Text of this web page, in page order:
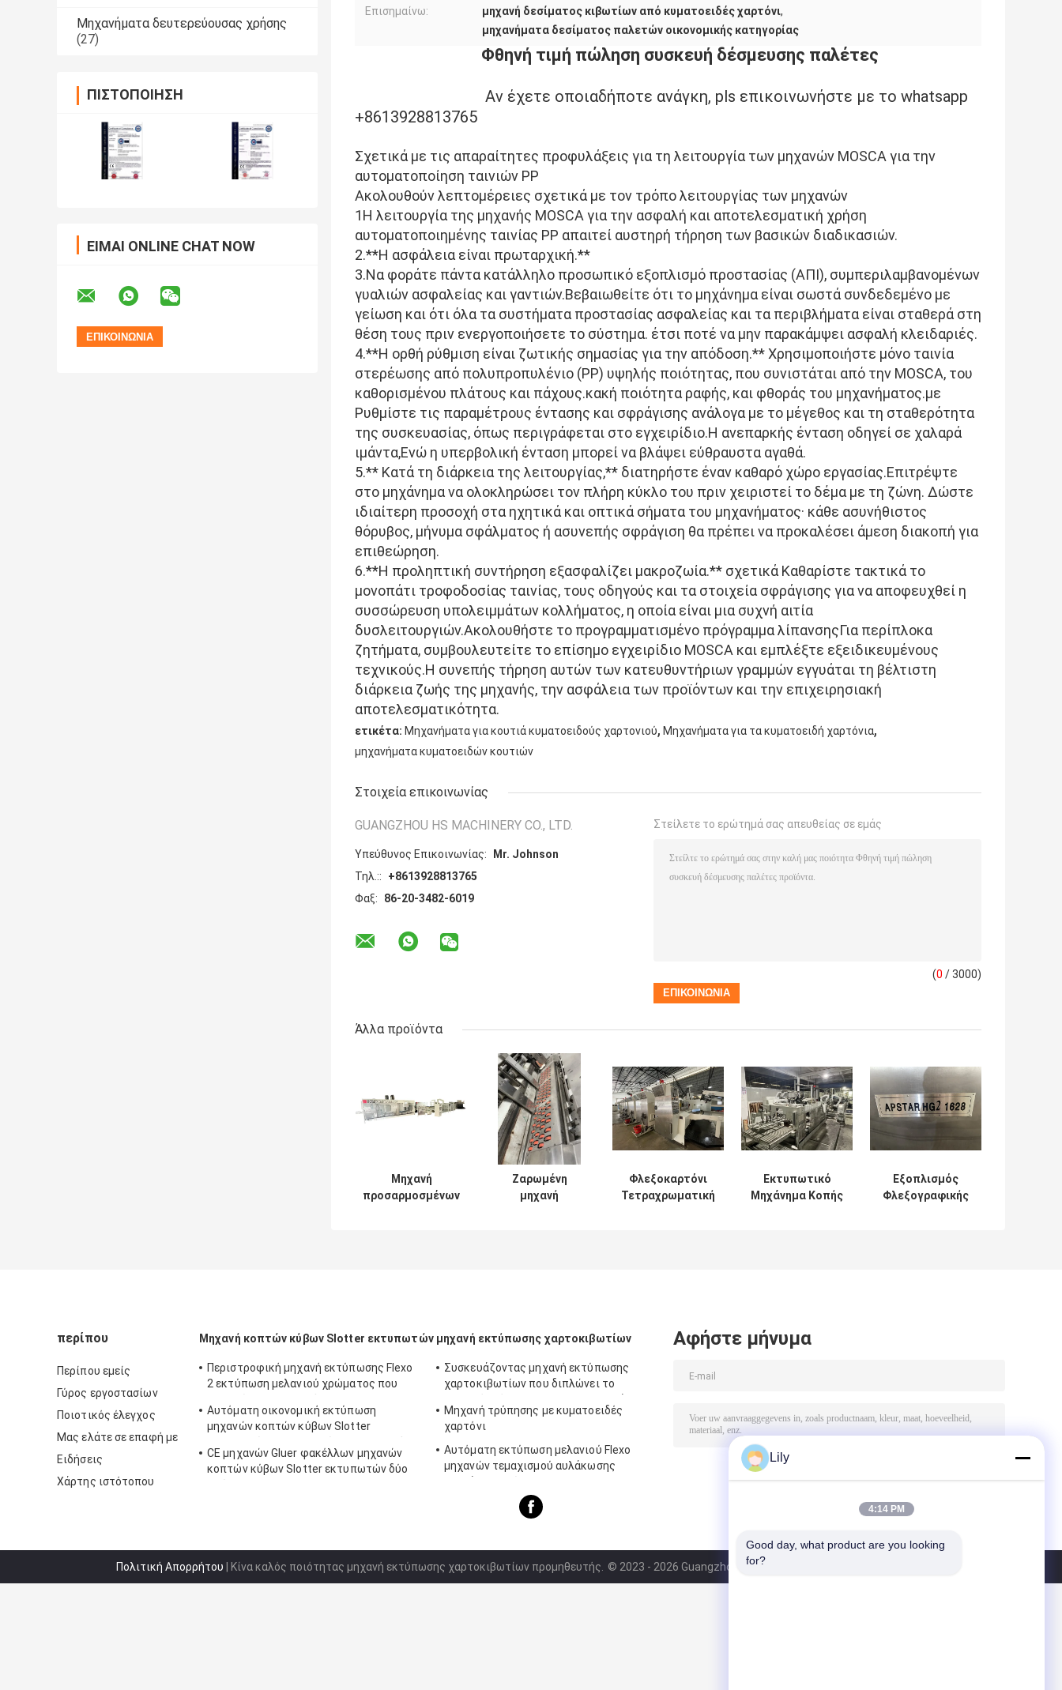
Μηχανήματα δευτερεύουσας χρήσης
(27)
ΠΙΣΤΟΠΟΊΗΣΗ
ΕΊΜΑΙ ONLINE CHAT NOW
Επισημαίνω:
μηχανή δεσίματος κιβωτίων από κυματοειδές χαρτόνι,
μηχανήματα δεσίματος παλετών οικονομικής κατηγορίας
Φθηνή τιμή πώληση συσκευή δέσμευσης παλέτες
Αν έχετε οποιαδήποτε ανάγκη, pls επικοινωνήστε με το whatsapp
+8613928813765
Σχετικά με τις απαραίτητες προφυλάξεις για τη λειτουργία των μηχανών MOSCA για την
αυτοματοποίηση ταινιών PP
Ακολουθούν λεπτομέρειες σχετικά με τον τρόπο λειτουργίας των μηχανών
1Η λειτουργία της μηχανής MOSCA για την ασφαλή και αποτελεσματική χρήση
αυτοματοποιημένης ταινίας PP απαιτεί αυστηρή τήρηση των βασικών διαδικασιών.
2.**Η ασφάλεια είναι πρωταρχική.**
3.Να φοράτε πάντα κατάλληλο προσωπικό εξοπλισμό προστασίας (ΑΠΙ), συμπεριλαμβανομένων
γυαλιών ασφαλείας και γαντιών.Βεβαιωθείτε ότι το μηχάνημα είναι σωστά συνδεδεμένο με
γείωση και ότι όλα τα συστήματα προστασίας ασφαλείας και τα περιβλήματα είναι σταθερά στη
θέση τους πριν ενεργοποιήσετε το σύστημα. έτσι ποτέ να μην παρακάμψει ασφαλή κλειδαριές.
4.**Η ορθή ρύθμιση είναι ζωτικής σημασίας για την απόδοση.** Χρησιμοποιήστε μόνο ταινία
στερέωσης από πολυπροπυλένιο (PP) υψηλής ποιότητας, που συνιστάται από την MOSCA, του
καθορισμένου πλάτους και πάχους.κακή ποιότητα ραφής, και φθοράς του μηχανήματος.με
Ρυθμίστε τις παραμέτρους έντασης και σφράγισης ανάλογα με το μέγεθος και τη σταθερότητα
της συσκευασίας, όπως περιγράφεται στο εγχειρίδιο.Η ανεπαρκής ένταση οδηγεί σε χαλαρά
ιμάντα,Ενώ η υπερβολική ένταση μπορεί να βλάψει εύθραυστα αγαθά.
5.** Κατά τη διάρκεια της λειτουργίας,** διατηρήστε έναν καθαρό χώρο εργασίας.Επιτρέψτε
στο μηχάνημα να ολοκληρώσει τον πλήρη κύκλο του πριν χειριστεί το δέμα με τη ζώνη. Δώστε
ιδιαίτερη προσοχή στα ηχητικά και οπτικά σήματα του μηχανήματος· κάθε ασυνήθιστος
θόρυβος, μήνυμα σφάλματος ή ασυνεπής σφράγιση θα πρέπει να προκαλέσει άμεση διακοπή για
επιθεώρηση.
6.**Η προληπτική συντήρηση εξασφαλίζει μακροζωία.** σχετικά Καθαρίστε τακτικά το
μονοπάτι τροφοδοσίας ταινίας, τους οδηγούς και τα στοιχεία σφράγισης για να αποφευχθεί η
συσσώρευση υπολειμμάτων κολλήματος, η οποία είναι μια συχνή αιτία
δυσλειτουργιών.Ακολουθήστε το προγραμματισμένο πρόγραμμα λίπανσηςΓια περίπλοκα
ζητήματα, συμβουλευτείτε το επίσημο εγχειρίδιο MOSCA και εμπλέξτε εξειδικευμένους
τεχνικούς.Η συνεπής τήρηση αυτών των κατευθυντήριων γραμμών εγγυάται τη βέλτιστη
διάρκεια ζωής της μηχανής, την ασφάλεια των προϊόντων και την επιχειρησιακή
αποτελεσματικότητα.
ετικέτα: Μηχανήματα για κουτιά κυματοειδούς χαρτονιού, Μηχανήματα για τα κυματοειδή χαρτόνια,
μηχανήματα κυματοειδών κουτιών
Στοιχεία επικοινωνίας
GUANGZHOU HS MACHINERY CO., LTD.
Υπεύθυνος Επικοινωνίας:
Mr. Johnson
Τηλ.::
+8613928813765
Φαξ:
86-20-3482-6019
Στείλετε το ερώτημά σας απευθείας σε εμάς
(0 / 3000)
Άλλα προϊόντα
Μηχανή
προσαρμοσμένων
Ζαρωμένη
μηχανή
Φλεξοκαρτόνι
Τετραχρωματική
Εκτυπωτικό
Μηχάνημα Κοπής
Εξοπλισμός
Φλεξογραφικής
περίπου
Περίπου εμείς
Γύρος εργοστασίων
Ποιοτικός έλεγχος
Μας ελάτε σε επαφή με
Ειδήσεις
Χάρτης ιστότοπου
Μηχανή κοπτών κύβων Slotter εκτυπωτών
Περιστροφική μηχανή εκτύπωσης Flexo
2 εκτύπωση μελανιού χρώματος που
Αυτόματη οικονομική εκτύπωση
μηχανών κοπτών κύβων Slotter
CE μηχανών Gluer φακέλλων μηχανών
κοπτών κύβων Slotter εκτυπωτών δύο
μηχανή εκτύπωσης χαρτοκιβωτίων
Συσκευάζοντας μηχανή εκτύπωσης
χαρτοκιβωτίων που διπλώνει το
μηχανή
Μηχανή τρύπησης με κυματοειδές
χαρτόνι
Αυτόματη εκτύπωση μελανιού Flexo
μηχανών τεμαχισμού αυλάκωσης
Αφήστε μήνυμα
Πολιτική Απορρήτου | Κίνα καλός ποιότητας μηχανή εκτύπωσης χαρτοκιβωτίων προμηθευτής. © 2023 - 2026 Guangzhou HS Machinery Co., Ltd.. All Rights Reserved.
Lily
4:14 PM
Good day, what product are you looking
for?